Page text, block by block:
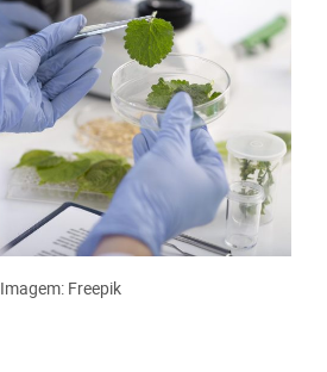
Imagem: Freepik